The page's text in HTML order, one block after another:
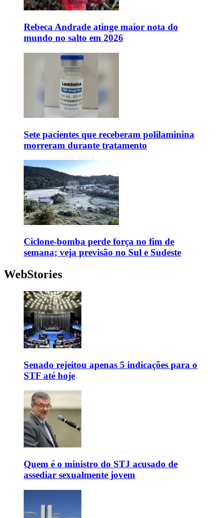
Rebeca Andrade atinge maior nota do
mundo no salto em 2026
Sete pacientes que receberam polilaminina
morreram durante tratamento
Ciclone-bomba perde força no fim de
semana; veja previsão no Sul e Sudeste
WebStories
Senado rejeitou apenas 5 indicações para o
STF até hoje
Quem é o ministro do STJ acusado de
assediar sexualmente jovem